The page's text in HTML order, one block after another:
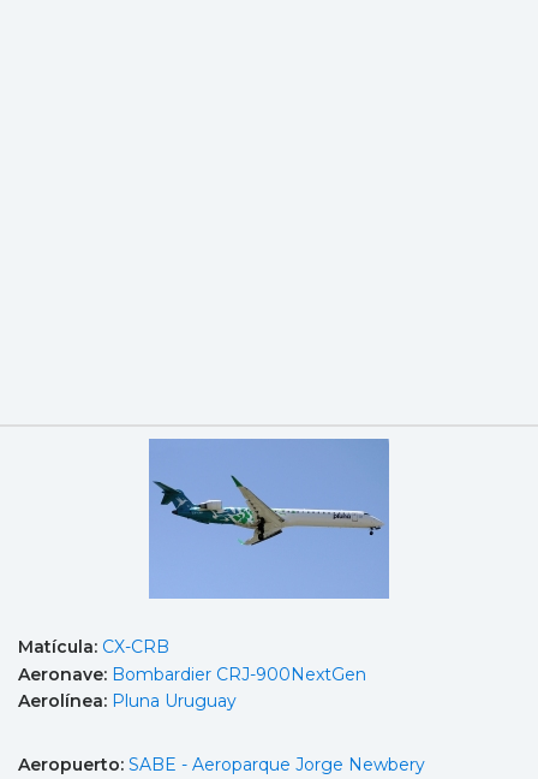
Matícula: CX-CRB
Aeronave: Bombardier CRJ-900NextGen
Aerolínea: Pluna Uruguay
Aeropuerto: SABE - Aeroparque Jorge Newbery